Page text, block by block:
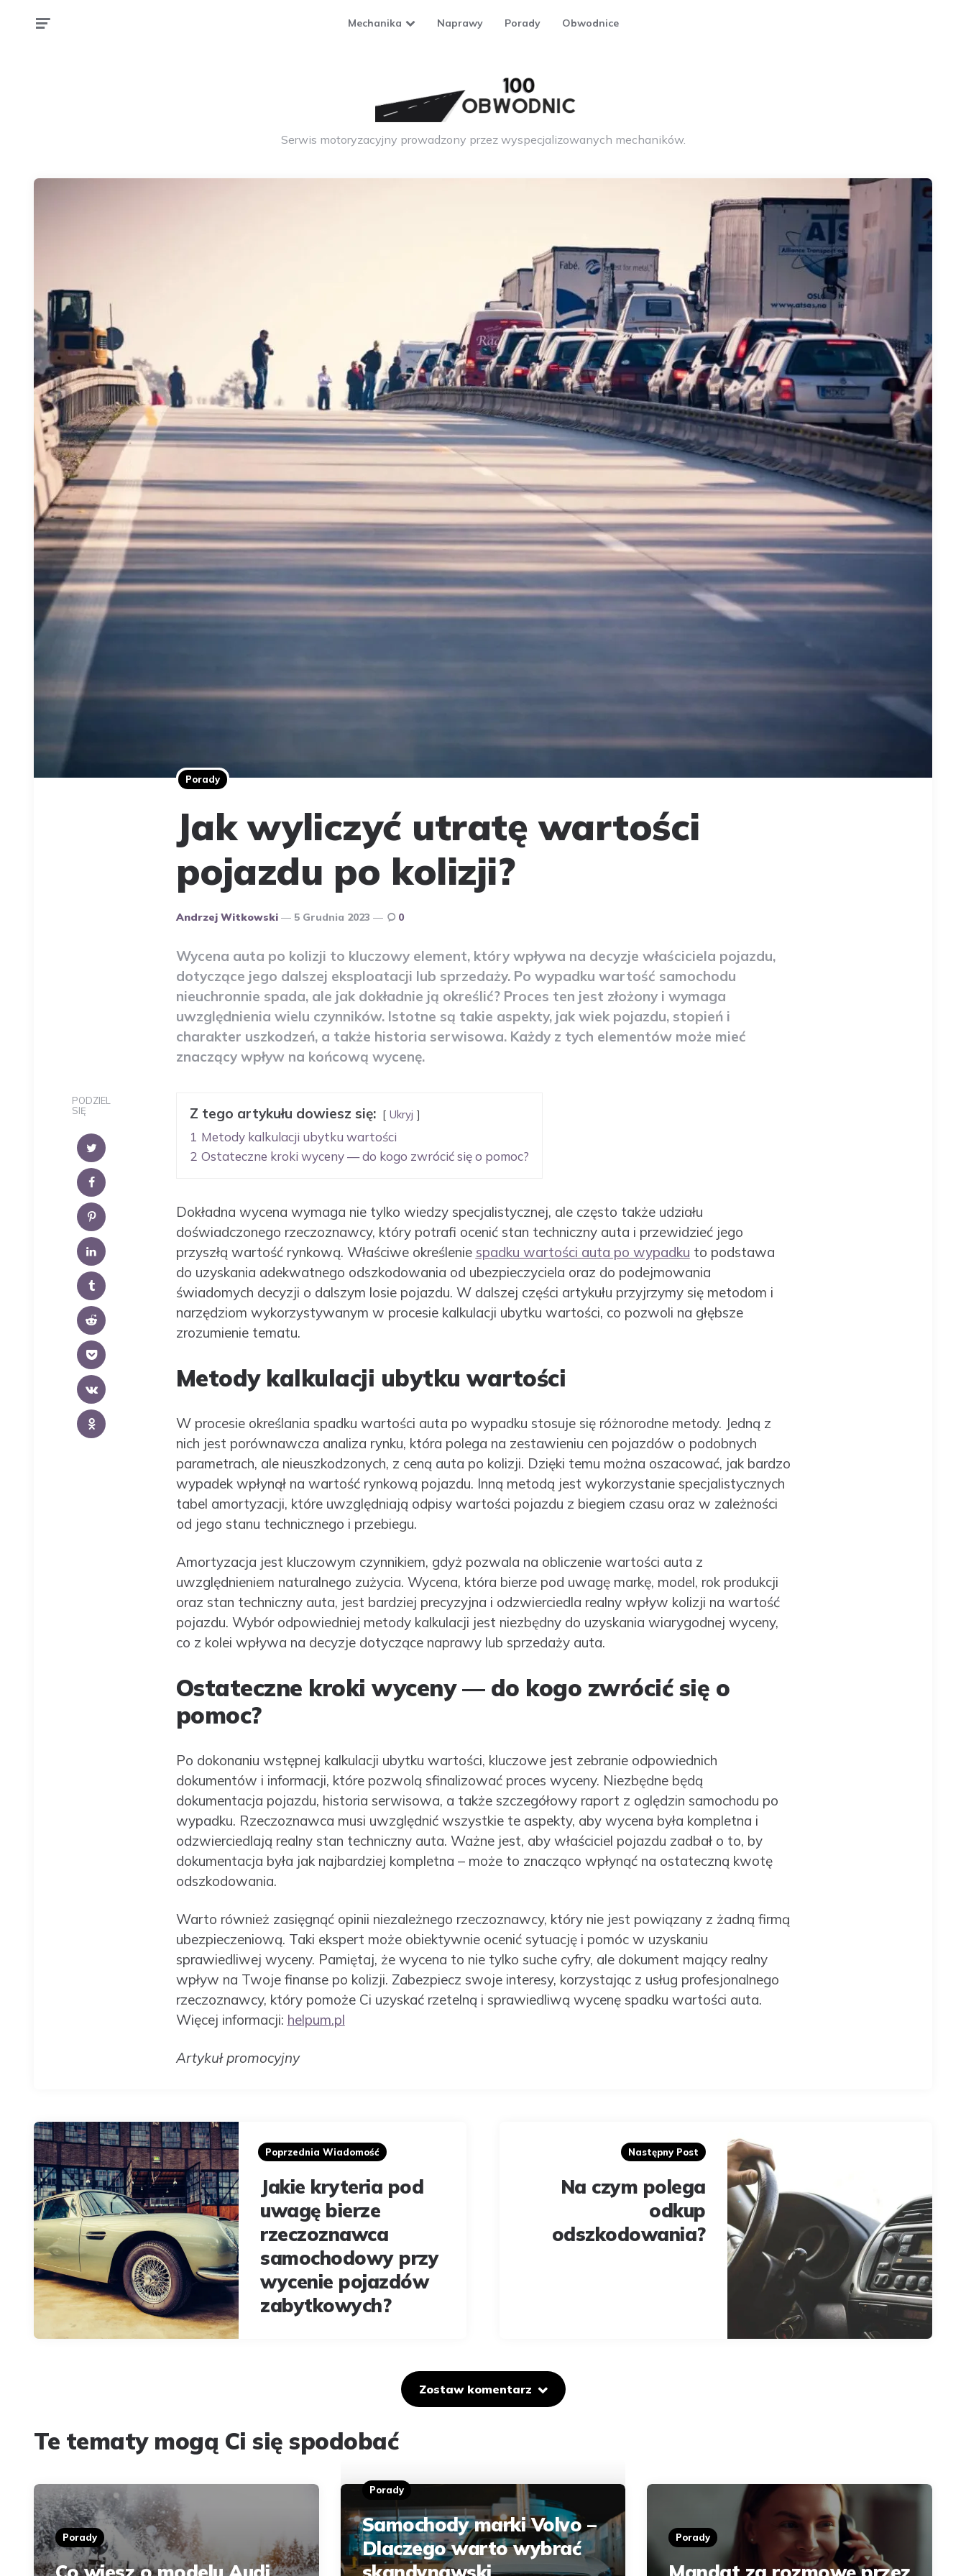
Mechanika Naprawy Porady Obwodnice
Serwis motoryzacyjny prowadzony przez wyspecjalizowanych mechaników.
Porady
Jak wyliczyć utratę wartości
pojazdu po kolizji?
Opublikowany
Andrzej Witkowski 5 Grudnia 2023 0
Wycena auta po kolizji to kluczowy element, który wpływa na decyzje właściciela pojazdu,
dotyczące jego dalszej eksploatacji lub sprzedaży. Po wypadku wartość samochodu
nieuchronnie spada, ale jak dokładnie ją określić? Proces ten jest złożony i wymaga
uwzględnienia wielu czynników. Istotne są takie aspekty, jak wiek pojazdu, stopień i
charakter uszkodzeń, a także historia serwisowa. Każdy z tych elementów może mieć
znaczący wpływ na końcową wycenę.
PODZIEL
SIĘ
Z tego artykułu dowiesz się: Ukryj
1 Metody kalkulacji ubytku wartości
2 Ostateczne kroki wyceny — do kogo zwrócić się o pomoc?
Dokładna wycena wymaga nie tylko wiedzy specjalistycznej, ale często także udziału
doświadczonego rzeczoznawcy, który potrafi ocenić stan techniczny auta i przewidzieć jego
przyszłą wartość rynkową. Właściwe określenie spadku wartości auta po wypadku to podstawa
do uzyskania adekwatnego odszkodowania od ubezpieczyciela oraz do podejmowania
świadomych decyzji o dalszym losie pojazdu. W dalszej części artykułu przyjrzymy się metodom i
narzędziom wykorzystywanym w procesie kalkulacji ubytku wartości, co pozwoli na głębsze
zrozumienie tematu.
Metody kalkulacji ubytku wartości
W procesie określania spadku wartości auta po wypadku stosuje się różnorodne metody. Jedną z
nich jest porównawcza analiza rynku, która polega na zestawieniu cen pojazdów o podobnych
parametrach, ale nieuszkodzonych, z ceną auta po kolizji. Dzięki temu można oszacować, jak bardzo
wypadek wpłynął na wartość rynkową pojazdu. Inną metodą jest wykorzystanie specjalistycznych
tabel amortyzacji, które uwzględniają odpisy wartości pojazdu z biegiem czasu oraz w zależności
od jego stanu technicznego i przebiegu.
Amortyzacja jest kluczowym czynnikiem, gdyż pozwala na obliczenie wartości auta z
uwzględnieniem naturalnego zużycia. Wycena, która bierze pod uwagę markę, model, rok produkcji
oraz stan techniczny auta, jest bardziej precyzyjna i odzwierciedla realny wpływ kolizji na wartość
pojazdu. Wybór odpowiedniej metody kalkulacji jest niezbędny do uzyskania wiarygodnej wyceny,
co z kolei wpływa na decyzje dotyczące naprawy lub sprzedaży auta.
Ostateczne kroki wyceny — do kogo zwrócić się o
pomoc?
Po dokonaniu wstępnej kalkulacji ubytku wartości, kluczowe jest zebranie odpowiednich
dokumentów i informacji, które pozwolą sfinalizować proces wyceny. Niezbędne będą
dokumentacja pojazdu, historia serwisowa, a także szczegółowy raport z oględzin samochodu po
wypadku. Rzeczoznawca musi uwzględnić wszystkie te aspekty, aby wycena była kompletna i
odzwierciedlają realny stan techniczny auta. Ważne jest, aby właściciel pojazdu zadbał o to, by
dokumentacja była jak najbardziej kompletna – może to znacząco wpłynąć na ostateczną kwotę
odszkodowania.
Warto również zasięgnąć opinii niezależnego rzeczoznawcy, który nie jest powiązany z żadną firmą
ubezpieczeniową. Taki ekspert może obiektywnie ocenić sytuację i pomóc w uzyskaniu
sprawiedliwej wyceny. Pamiętaj, że wycena to nie tylko suche cyfry, ale dokument mający realny
wpływ na Twoje finanse po kolizji. Zabezpiecz swoje interesy, korzystając z usług profesjonalnego
rzeczoznawcy, który pomoże Ci uzyskać rzetelną i sprawiedliwą wycenę spadku wartości auta.
Więcej informacji: helpum.pl
Artykuł promocyjny
Post
navigation
Poprzednia Wiadomość
Jakie kryteria pod
uwagę bierze
rzeczoznawca
samochodowy przy
wycenie pojazdów
zabytkowych?
Następny Post
Na czym polega
odkup
odszkodowania?
Zostaw komentarz
Te tematy mogą Ci się spodobać
Porady
Porady
Samochody marki Volvo –
Dlaczego warto wybrać
Porady